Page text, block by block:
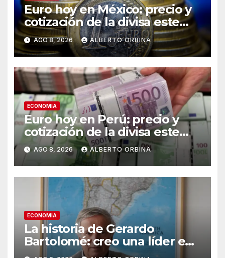
Euro hoy en México: precio y
cotización de la divisa este
sábado 8 de agosto de 2026
AGO 8, 2026 ALBERTO ORBINA
ECONOMIA
Euro hoy en Perú: precio y
cotización de la divisa este
sábado 8 de agosto de 2026
AGO 8, 2026 ALBERTO ORBINA
ECONOMIA
La historia de Gerardo
Bartolomé: creo una líder en
semilla en todo el mundo, se